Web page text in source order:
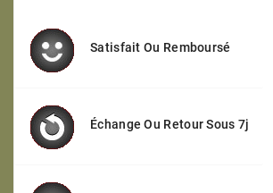
Satisfait Ou Remboursé
Échange Ou Retour Sous 7j